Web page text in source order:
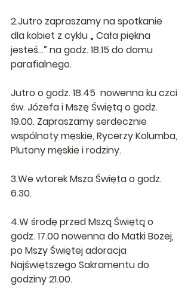
2.Jutro zapraszamy na spotkanie
dla kobiet z cyklu „ Cała piękna
jesteś…” na godz. 18.15 do domu
parafialnego.
Jutro o godz. 18.45  nowenna ku czci
św. Józefa i Mszę Świętą o godz.
19.00. Zapraszamy serdecznie
wspólnoty męskie, Rycerzy Kolumba,
Plutony męskie i rodziny.
3.We wtorek Msza Święta o godz.
6.30.
4.W środę przed Mszą Świętą o
godz. 17.00 nowenna do Matki Bożej,
po Mszy Świętej adoracja
Najświętszego Sakramentu do
godziny 21.00.